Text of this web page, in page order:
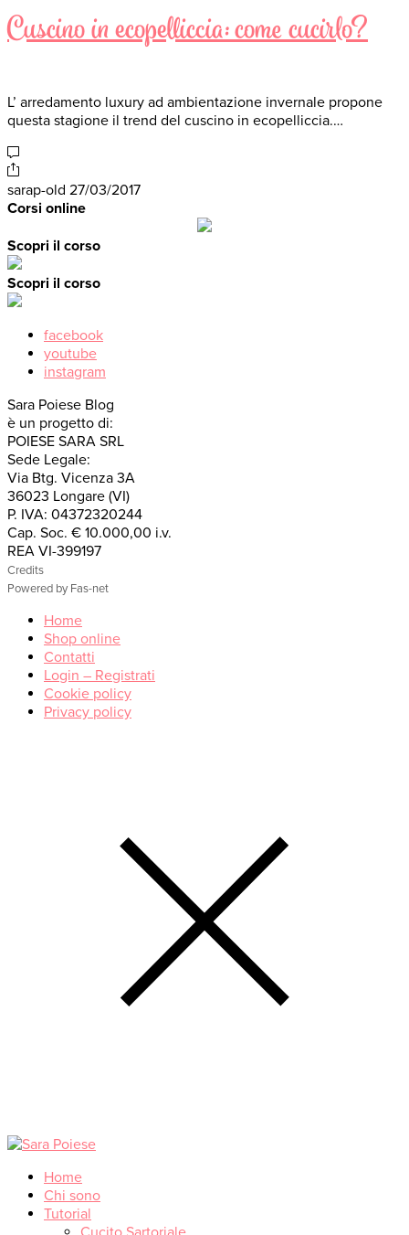
Cuscino in ecopelliccia: come cucirlo?
L’ arredamento luxury ad ambientazione invernale propone
questa stagione il trend del cuscino in ecopelliccia.…
sarap-old 27/03/2017
Corsi online
Scopri il corso
Scopri il corso
facebook
youtube
instagram
Sara Poiese Blog
è un progetto di:
POIESE SARA SRL
Sede Legale:
Via Btg. Vicenza 3A
36023 Longare (VI)
P. IVA: 04372320244
Cap. Soc. € 10.000,00 i.v.
REA VI-399197
Credits
Powered by Fas-net
Home
Shop online
Contatti
Login – Registrati
Cookie policy
Privacy policy
Home
Chi sono
Tutorial